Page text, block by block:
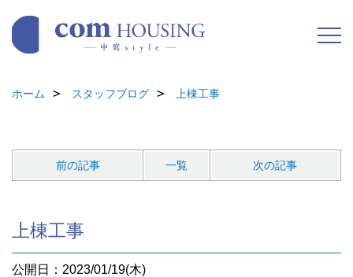
ホーム スタッフブログ 上棟工事
前の記事 一覧 次の記事
上棟工事
公開日：2023/01/19(木)